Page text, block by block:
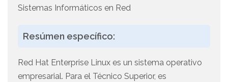
Sistemas Informáticos en Red
Resúmen específico:
Red Hat Enterprise Linux es un sistema operativo
empresarial. Para el Técnico Superior, es